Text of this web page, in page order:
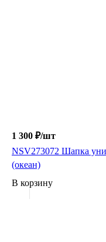
1 300 ₽/шт
NSV273072 Шапка
(океан)
В корзину